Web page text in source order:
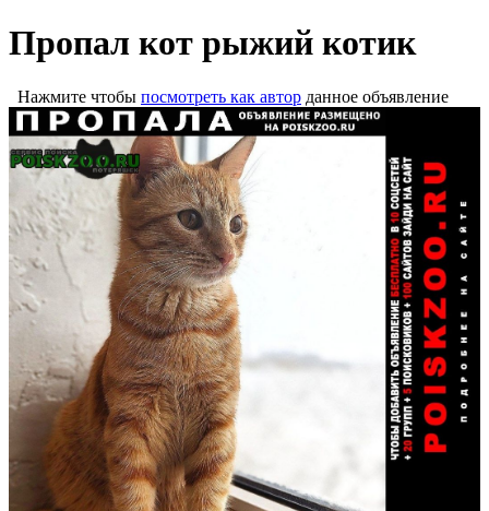
Пропал кот рыжий котик
Нажмите чтобы посмотреть как автор данное объявление